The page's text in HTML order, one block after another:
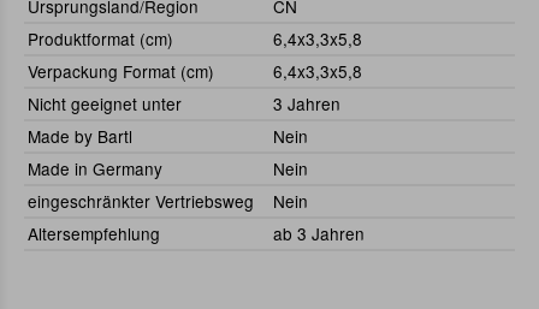
Ursprungsland/Region
CN
Produktformat (cm)
6,4x3,3x5,8
Verpackung Format (cm)
6,4x3,3x5,8
Nicht geeignet unter
3 Jahren
Made by Bartl
Nein
Made in Germany
Nein
eingeschränkter Vertriebsweg
Nein
Altersempfehlung
ab 3 Jahren